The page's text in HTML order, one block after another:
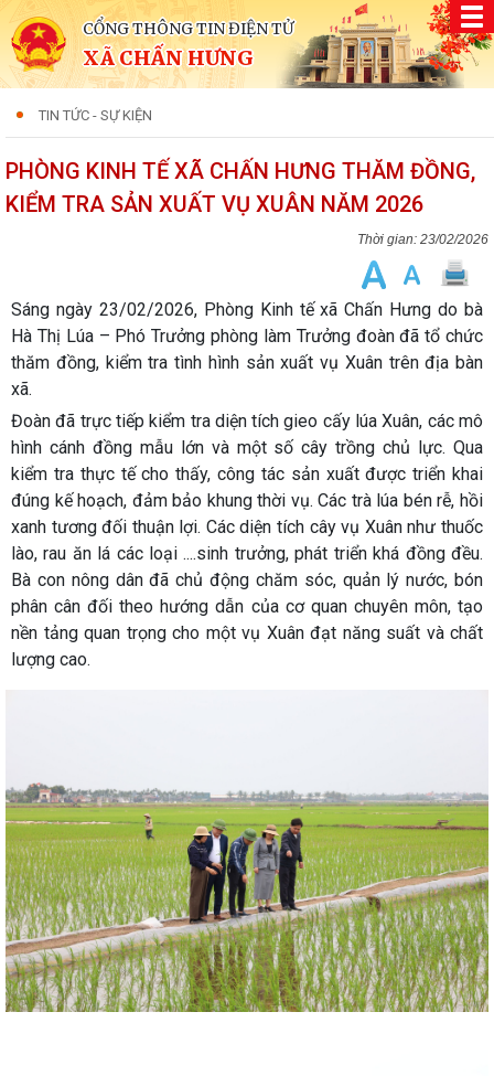
CỔNG THÔNG TIN ĐIỆN TỬ
XÃ CHẤN HƯNG
TIN TỨC - SỰ KIỆN
PHÒNG KINH TẾ XÃ CHẤN HƯNG THĂM ĐỒNG,
KIỂM TRA SẢN XUẤT VỤ XUÂN NĂM 2026
23/02/2026
Sáng ngày 23/02/2026, Phòng Kinh tế xã Chấn Hưng do bà
Hà Thị Lúa – Phó Trưởng phòng làm Trưởng đoàn đã tổ chức
thăm đồng, kiểm tra tình hình sản xuất vụ Xuân trên địa bàn
xã.
Đoàn đã trực tiếp kiểm tra diện tích gieo cấy lúa Xuân, các mô
hình cánh đồng mẫu lớn và một số cây trồng chủ lực. Qua
kiểm tra thực tế cho thấy, công tác sản xuất được triển khai
đúng kế hoạch, đảm bảo khung thời vụ. Các trà lúa bén rễ, hồi
xanh tương đối thuận lợi. Các diện tích cây vụ Xuân như thuốc
lào, rau ăn lá các loại ....sinh trưởng, phát triển khá đồng đều.
Bà con nông dân đã chủ động chăm sóc, quản lý nước, bón
phân cân đối theo hướng dẫn của cơ quan chuyên môn, tạo
nền tảng quan trọng cho một vụ Xuân đạt năng suất và chất
lượng cao.